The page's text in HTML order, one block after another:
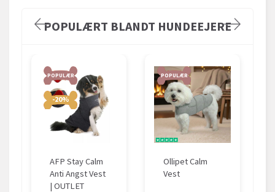
POPULÆRT BLANDT HUNDEEJERE
POPULÆR
-20%
AFP Stay Calm
Anti Angst Vest
| OUTLET
POPULÆR
Ollipet Calm
Vest